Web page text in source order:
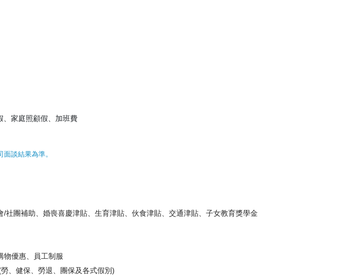
、家庭照顧假、加班費
談結果為準。
社團補助、婚喪喜慶津貼、生育津貼、伙食津貼、交通津貼、子女教育獎學金
物優惠、員工制服
、健保、勞退、團保及各式假別)